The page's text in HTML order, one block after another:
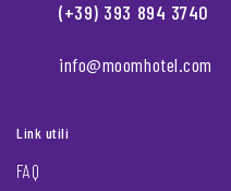
(+39) 393 894 3740
info@moomhotel.com
Link utili
FAQ